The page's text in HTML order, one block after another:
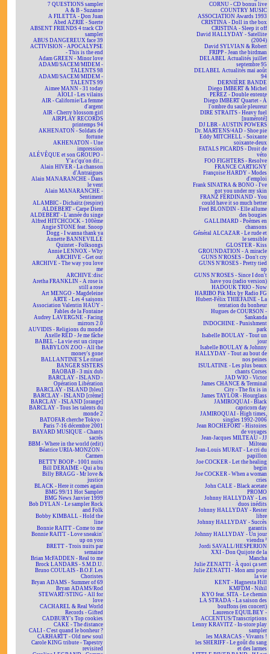
7 QUESTIONS sampler
A & B - Suzanne
A FILETTA - Don Juan
Abed AZRIÉ - Suerte
ABSENT FRIENDS 4 track CD
sampler
ABUS DANGEREUX face 39
ACTIVISION - APOCALYPSE
- This is the end
Adam GREEN - Minor love
ADAMI/SACEM/MIDEM -
TALENTS 98
ADAMI/SACEM/MIDEM -
TALENTS 99
Aimee MANN - 31 today
AÏOLI - Les vilains
AIR - Californie/La femme
d'argent
AIR - Cherry blossom girl
AIRPLAY RECORDS
printemps 94
AKHENATON - Soldats de
fortune
AKHENATON - Une
impression
ALÉVÊQUE et son GROUPO -
Y'a c'qu'on dit...
Alain HIVER - La chanson
d'Antraigues
Alain MANARANCHE - Dans
le vent
Alain MANARANCHE -
Sentiment
ALAMBIC - Dichaïtz (respire)
ALDEBERT - Carpe Diem
ALDEBERT - L'année du singe
Alfred HITCHCOCK - 100ème
Angie STONE feat. Snoop
Dogg - I wanna thank ya
Annette BANNEVILLE
Quintet - Folksongs
Annie LENNOX - Why
ARCHIVE - Get out
ARCHIVE - The way you love
me
ARCHIVE:disc
Aretha FRANKLIN - A rose is
still a rose
Art MENGO - Magdeleine
ARTE - Les 4 saisons
Association Valentin HAÜY -
Fables de la Fontaine
Audrey LAVERGNE - Facing
mirrors 2.0
AUVIDIS - Religions du monde
Axelle RED - Je me fâche
BABEL - La vie est un cirque
BABYLON ZOO - All the
money's gone
BALLANTINE'S Le rituel
BANGER SISTERS
BAOBAB - 3 mix dub
BARCLAY - ISLAND -
Opération Libération
BARCLAY - ISLAND [bleu]
BARCLAY - ISLAND [crème]
BARCLAY - ISLAND [orange]
BARCLAY - Tous les talents du
monde 2
BATOFAR cherche Tokyo -
Paris 7-16 décembre 2001
BAYARD MUSIQUE - Chants
sacrés
BBM - Where in the world (edit)
Béatrice URIA-MONZON -
Carmen
BETTY BOOP - 1001 nuits
Bill DERAIME - Qui a bu
Billy BRAGG - Mr love &
justice
BLACK - Here it comes again
BMG 99/11 Hot Sampler
BMG News Janvier 1999
Bob DYLAN - Le sampler Rock
and Folk
Bobby KIMBALL - Hold the
line
Bonnie RAITT - Come to me
Bonnie RAITT - Love sneakin'
up on you
BRETT - Trois nuits par
semaine
Brian McFADDEN - Real to me
Brock LANDARS - S.M.D.U.
Bruno COULAIS - B.O.F. Les
Choristes
Bryan ADAMS - Summer of 69
Bryan ADAMS/Rod
STEWART/STING - All for
love
CACHAREL & Real World
Records - Gifted
CADBURY's Top cookies
CAKE - The distance
CALI - C'est quand le bonheur ?
CARHARTT - Old new soul
Carole KING tribute - Tapestry
revisited
CORNU - CD bonus live
COUNTRY MUSIC
ASSOCIATION Awards 1993
CRISTINA - Doll in the box
CRISTINA - Sleep it off
David HALLYDAY - Satellite
(2004)
David SYLVIAN & Robert
FRIPP - Jean the birdman
DELABEL Actualités juillet
septembre 95
DELABEL Actualités mai août
94
DERNIÈRE BANDE
Diego IMBERT & Michel
PEREZ - Double entente
Diego IMBERT Quartet - À
l'ombre du saule pleureur
DIRE STRAITS - Heavy fuel
[numéroté]
DJ LBR - AUSTIN POWERS
Dr. MARTENS/4AD - Shoe pie
Eddy MITCHELL - Soixante
soixante-deux
FATALS PICARDS - Droit de
véto
FOO FIGHTERS - Resolve
FRANCE CARTIGNY
Françoise HARDY - Modes
d'emploi
Frank SINATRA & BONO - I've
got you under my skin
FRANZ FERDINAND - You
could have it so much better
Fred BLONDIN - Elle allume
des bougies
GALLIMARD - Poèmes en
chansons
Général ALCAZAR - Le rude et
le sensible
GLOSTER - Kiss
GROUNDATION - A miracle
GUNS N'ROSES - Don't cry
GUNS N'ROSES - Pretty tied
up
GUNS N'ROSES - Since I don't
have you (radio version)
HADOUK TRIO - Now
HARIBO Pik Mix by Radio FG
Hubert-Félix THIÉFAINE - La
tentation du bonheur
Hugues de COURSON -
Sankanda
INDOCHINE - Punishment
park
Isabelle BOULAY - Tout un
jour
Isabelle BOULAY & Johnny
HALLYDAY - Tout au bout de
nos peines
ISULATINE - Les plus beaux
chants Corses
JAD WIO - Victor
James CHANCE & Terminal
City - The fix is in
James TAYLOR - Hourglass
JAMIROQUAI - Black
capricorn day
JAMIROQUAI - High times,
singles 1992-2006
Jean ROCHEFORT - Histoires
de voyages
Jean-Jacques MILTEAU - JJ
Milteau
Jean-Louis MURAT - Le cri du
papillon
Joe COCKER - Let the healing
begin
Joe COCKER - When a woman
cries
John CALE - Black acetate
PROMO
Johnny HALLYDAY - Les
duos inédits
Johnny HALLYDAY - Rester
libre
Johnny HALLYDAY - Succès
garantis
Johnny HALLYDAY - Un jour
viendra ²
Jordi SAVALL/HESPERION
XXI - Don Quijote de la
Mancha
Julie ZENATTI - À quoi ça sert
Julie ZENATTI - Mon ami pour
la vie
KENT - Hagnesta Hill
KMFDM - Nihil
KYO feat. SITA - Le chemin
LA STRADA - La saison des
bouffons (en concert)
Laurence EQUILBEY -
ACCENTUS/Transcriptions
Lenny KRAVITZ - In-store play
sampler
les MARACAS - Vivants !
les SHERIFF - Le goût du sang
et des larmes